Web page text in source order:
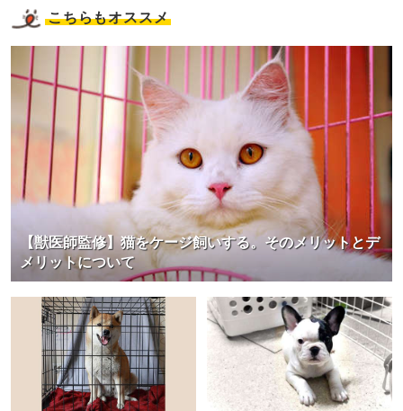
こちらもオススメ
【獣医師監修】猫をケージ飼いする。そのメリットとデ
メリットについて